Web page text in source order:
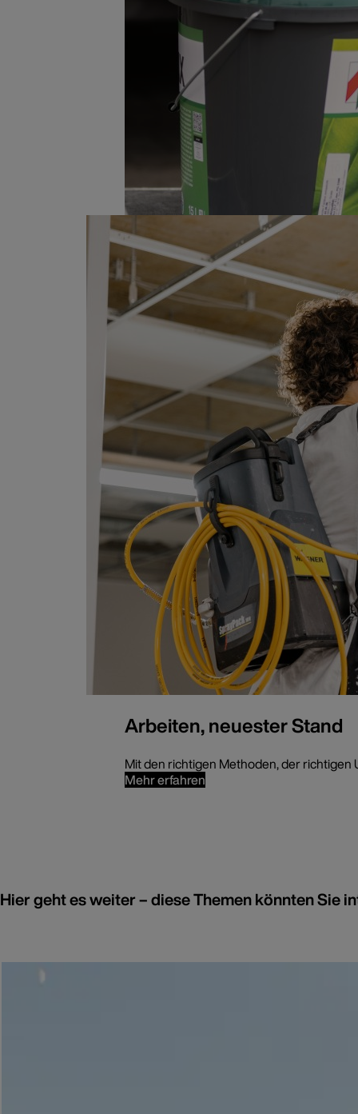
Arbeiten, neuester Stand
Mit den richtigen Methoden, der
Mehr erfahren
Hier geht es weiter – diese Themen könnten Sie